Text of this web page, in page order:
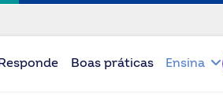
Boas práticas Ensina